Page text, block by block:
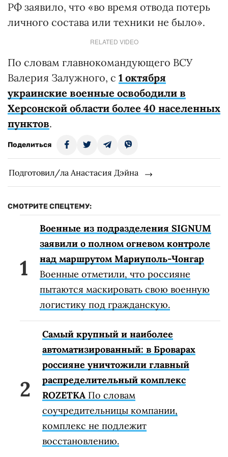
РФ заявило, что «во время отвода потерь
личного состава или техники не было».
RELATED VIDEO
По словам главнокомандующего ВСУ
Валерия Залужного, с 1 октября
украинские военные освободили в
Херсонской области более 40 населенных
пунктов.
Поделиться
Подготовил/ла Анастасия Дэйна
СМОТРИТЕ СПЕЦТЕМУ:
Военные из подразделения SIGNUM
заявили о полном огневом контроле
над маршрутом Мариуполь-Чонгар
Военные отметили, что россияне
пытаются маскировать свою военную
логистику под гражданскую.
Самый крупный и наиболее
автоматизированный: в Броварах
россияне уничтожили главный
распределительный комплекс
ROZETKA По словам
соучредительницы компании,
комплекс не подлежит
восстановлению.